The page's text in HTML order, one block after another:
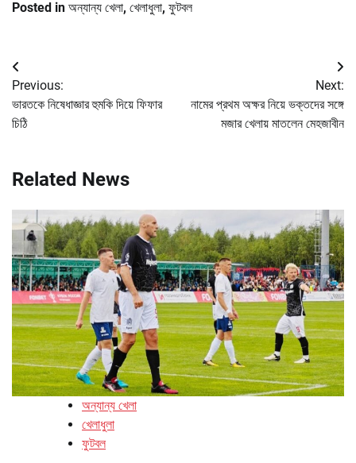
Posted in অন্যান্য খেলা, খেলাধুলা, ফুটবল
Post
navigation
Previous:
ভারতকে নিষেধাজ্ঞার হুমকি দিয়ে ফিফার
চিঠি
Next:
নামের প্রথম অক্ষর নিয়ে ভক্তদের সঙ্গে
মজার খেলায় মাতলেন মেহজাবীন
Related News
অন্যান্য খেলা
খেলাধুলা
ফুটবল